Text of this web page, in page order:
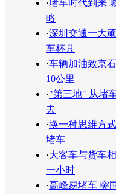
·堵车时代到来
略
·深圳交通一大
车杯具
·车辆加油致京
10公里
·"第三地" 从堵
去
·换一种思维方
堵车
·大客车与货车
一小时
·高峰易堵车 突